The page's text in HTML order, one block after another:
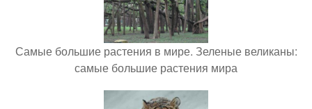
Самые большие растения в мире. Зеленые великаны:
самые большие растения мира